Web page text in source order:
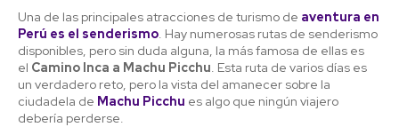
Una de las principales atracciones de turismo de aventura en
Perú es el senderismo. Hay numerosas rutas de senderismo
disponibles, pero sin duda alguna, la más famosa de ellas es
el Camino Inca a Machu Picchu. Esta ruta de varios días es
un verdadero reto, pero la vista del amanecer sobre la
ciudadela de Machu Picchu es algo que ningún viajero
debería perderse.